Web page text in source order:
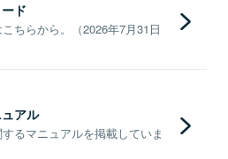
ド
ちらから。（2026年7月31日
アル
るマニュアルを掲載していま